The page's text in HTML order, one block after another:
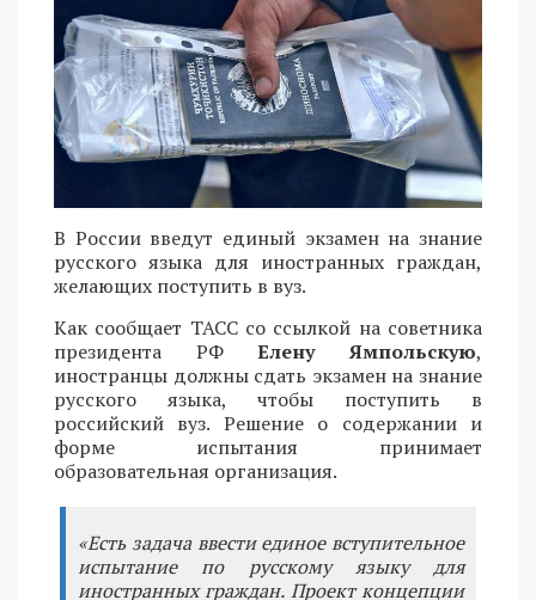
В России введут единый экзамен на знание
русского языка для иностранных граждан,
желающих поступить в вуз.
Как сообщает ТАСС со ссылкой на советника
президента РФЕлену Ямпольскую,
иностранцы должны сдать экзамен на знание
русского языка, чтобы поступить в
российский вуз. Решение о содержании и
форме испытания принимает
образовательная организация.
«Есть задача ввести единое вступительное
испытание по русскому языку для
иностранных граждан. Проект концепции